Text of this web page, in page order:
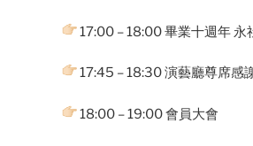
17:00 – 18:00 畢業十週年 永
17:45 – 18:30 演藝廳尊席感
18:00 – 19:00 會員大會